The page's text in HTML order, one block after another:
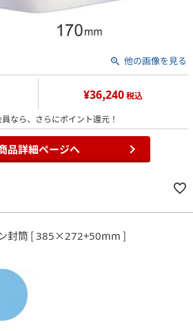
他の画像を見る
¥36,240税込
なら、さらにポイント還元！
品詳細ページへ
ン封筒 [ 385×272+50mm ]